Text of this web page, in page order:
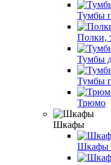
Тумбы
Полки,
Тумбы
Тумбы
Трюмо
Шкафы
Шкафы